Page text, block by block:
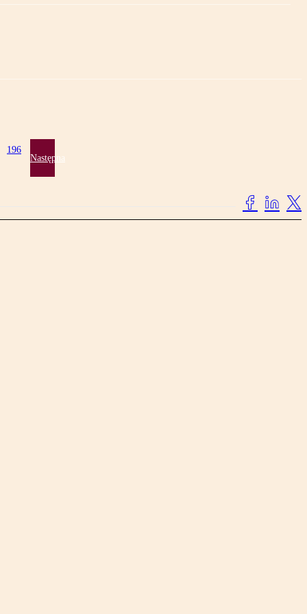
196
Następna